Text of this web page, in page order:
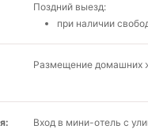
Поздний выезд:
при наличии
Размещение домашних
Вход в мини-отель с